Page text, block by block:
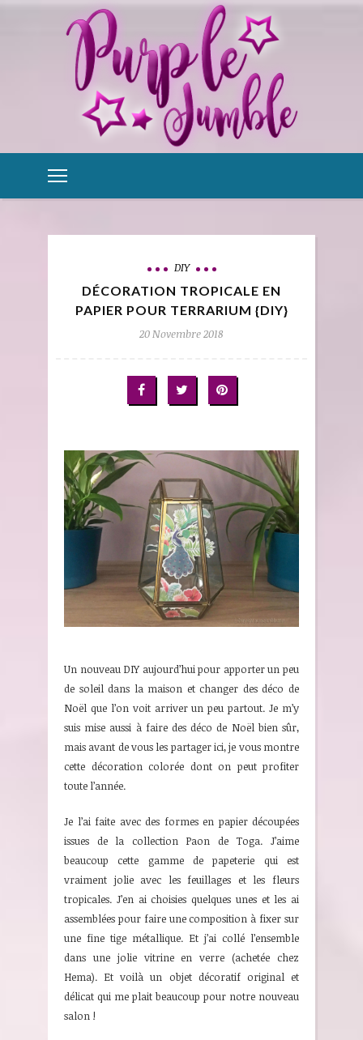
DIY
DÉCORATION TROPICALE EN
PAPIER POUR TERRARIUM {DIY}
20 Novembre 2018
Un nouveau DIY aujourd’hui pour apporter un peu
de soleil dans la maison et changer des déco de
Noël que l’on voit arriver un peu partout. Je m’y
suis mise aussi à faire des déco de Noël bien sûr,
mais avant de vous les partager ici, je vous montre
cette décoration colorée dont on peut profiter
toute l’année.
Je l’ai faite avec des formes en papier découpées
issues de la collection Paon de Toga. J’aime
beaucoup cette gamme de papeterie qui est
vraiment jolie avec les feuillages et les fleurs
tropicales. J’en ai choisies quelques unes et les ai
assemblées pour faire une composition à fixer sur
une fine tige métallique. Et j’ai collé l’ensemble
dans une jolie vitrine en verre (achetée chez
Hema). Et voilà un objet décoratif original et
délicat qui me plait beaucoup pour notre nouveau
salon !